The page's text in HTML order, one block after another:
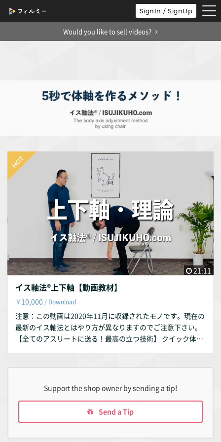
SignIn / SignUp
Would you like to sell videos?
21:11
イス軸法®︎上下軸【動画教材】
￥10,000 / Download
注意：この動画は2020年11月に収録されたモノです。現在の
最新のイス軸法とはやり方が異なりますのでご注意下さい。
【全てのアスリートに送る！最高の立つ技術】 クイック体軸
法の教科書」をオススメします。 https://note.com/isujikuh
o/n/nb4762bce5073 【動画内容】 ・体軸とは ・正しい姿勢
はマニュアル化できない ・足の構造の話し ・バランス悪い人
が多い理由 ・イス軸法〈基本〉上下軸 ・正確に体軸を作る5
Support the shop owner by sending a tip!
Send a Tip